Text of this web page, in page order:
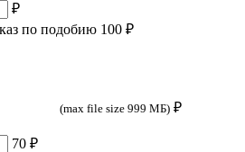
₽
по подобию 100 ₽
(max file size 999 МБ) ₽
70 ₽